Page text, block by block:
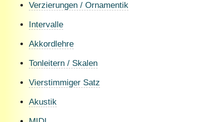
Verzierungen / Ornamentik
Intervalle
Akkordlehre
Tonleitern / Skalen
Vierstimmiger Satz
Akustik